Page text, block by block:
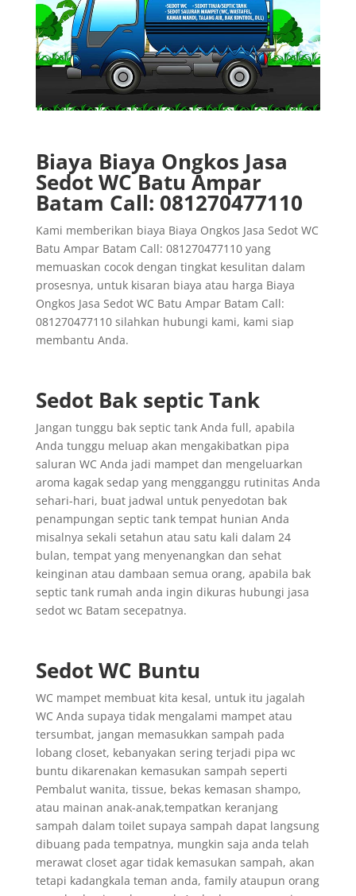
Biaya Biaya Ongkos Jasa
Sedot WC Batu Ampar
Batam Call: 081270477110
Kami memberikan biaya Biaya Ongkos Jasa Sedot WC
Batu Ampar Batam Call: 081270477110 yang
memuaskan cocok dengan tingkat kesulitan dalam
prosesnya, untuk kisaran biaya atau harga Biaya
Ongkos Jasa Sedot WC Batu Ampar Batam Call:
081270477110 silahkan hubungi kami, kami siap
membantu Anda.
Sedot Bak septic Tank
Jangan tunggu bak septic tank Anda full, apabila
Anda tunggu meluap akan mengakibatkan pipa
saluran WC Anda jadi mampet dan mengeluarkan
aroma kagak sedap yang mengganggu rutinitas Anda
sehari-hari, buat jadwal untuk penyedotan bak
penampungan septic tank tempat hunian Anda
misalnya sekali setahun atau satu kali dalam 24
bulan, tempat yang menyenangkan dan sehat
keinginan atau dambaan semua orang, apabila bak
septic tank rumah anda ingin dikuras hubungi jasa
sedot wc Batam secepatnya.
Sedot WC Buntu
WC mampet membuat kita kesal, untuk itu jagalah
WC Anda supaya tidak mengalami mampet atau
tersumbat, jangan memasukkan sampah pada
lobang closet, kebanyakan sering terjadi pipa wc
buntu dikarenakan kemasukan sampah seperti
Pembalut wanita, tissue, bekas kemasan shampo,
atau mainan anak-anak,tempatkan keranjang
sampah dalam toilet supaya sampah dapat langsung
dibuang pada tempatnya, mungkin saja anda telah
merawat closet agar tidak kemasukan sampah, akan
tetapi kadangkala teman anda, family ataupun orang